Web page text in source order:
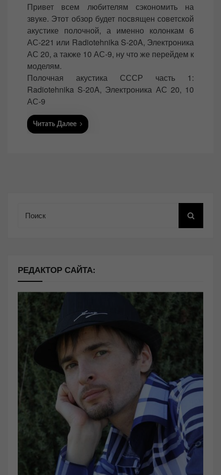
s
t
e
d
o
Привет всем любителям сэкономить на
звуке. Этот обзор будет посвящен советской
акустике полочной, а именно колонкам 6
АС-221 или Radiotehnika S-20A, Электроника
АС 20, а также 10 АС-9, ну что же перейдем к
моделям.
Полочная акустика СССР часть 1:
Radiotehnika S-20A, Электроника АС 20, 10
АС-9
Читать Далее
РЕДАКТОР САЙТА: